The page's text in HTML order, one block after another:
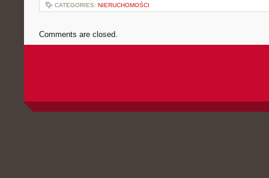
CATEGORIES: NIERUCHOMOŚCI
Comments are closed.